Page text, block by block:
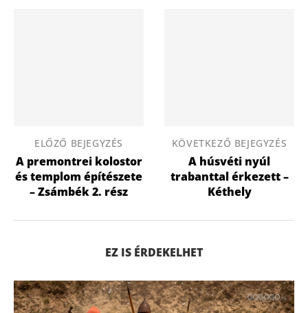
ELŐZŐ BEJEGYZÉS
A premontrei kolostor
és templom építészete
– Zsámbék 2. rész
KÖVETKEZŐ BEJEGYZÉS
A húsvéti nyúl
trabanttal érkezett –
Kéthely
EZ IS ÉRDEKELHET